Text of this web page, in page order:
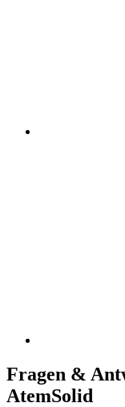
Fragen &
AtemSolid